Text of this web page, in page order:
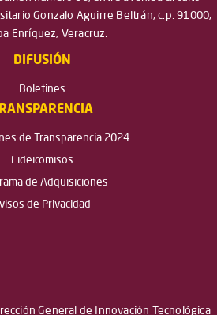
Gonzalo Aguirre Beltrán, c.p. 91000,
Enríquez, Veracruz.
DIFUSIÓN
Boletines
de Transparencia 2024
Fideicomisos
de Adquisiciones
de Privacidad
General de Innovación Tecnológica